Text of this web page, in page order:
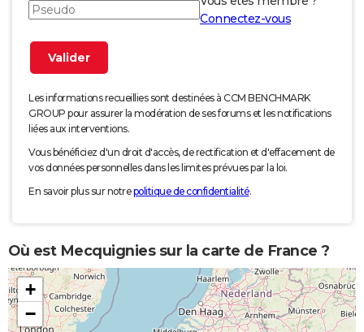
Connectez-vous
Les informations recueillies sont destinées à CCM BENCHMARK
GROUP pour assurer la modération de ses forums et les notifications
liées aux interventions.
Vous bénéficiez d'un droit d'accès, de rectification et d'effacement de
vos données personnelles dans les limites prévues par la loi.
En savoir plus sur notrepolitique de confidentialité.
Où est Mecquignies sur la carte de France ?
+
−